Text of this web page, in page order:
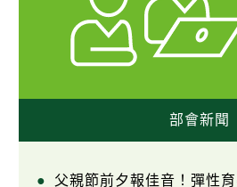
部會新聞
父親節前夕報佳音！彈性